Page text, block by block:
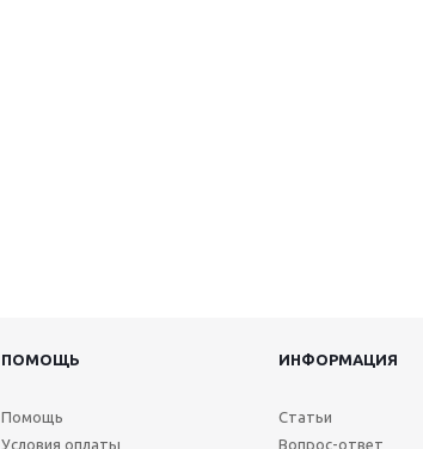
ПОМОЩЬ
ИНФОРМАЦИЯ
Помощь
Условия оплаты
Статьи
Вопрос-ответ